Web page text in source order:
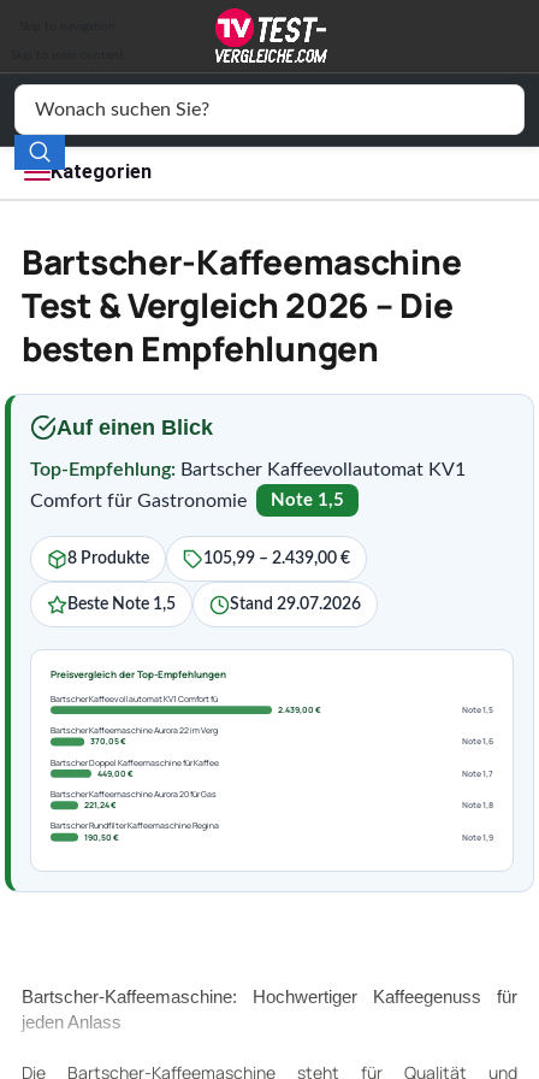
Kategorien
Elektronik
Freizeit
Wohnen
Service
Bartscher-Kaffeemaschine
Test & Vergleich 2026 – Die
besten Empfehlungen
Auf einen Blick
Top-Empfehlung: Bartscher Kaffeevollautomat KV1
Comfort für Gastronomie
Note 1,5
8 Produkte 105,99 – 2.439,00 €
Beste Note 1,5 Stand 29.07.2026
Preisvergleich der Top-Empfehlungen
Bartscher Kaffeevollautomat KV1 Comfort fü
2.439,00 €
Note 1,5
Bartscher Kaffeemaschine Aurora 22 im Verg
370,05 €
Note 1,6
Bartscher Doppel Kaffeemaschine für Kaffee
449,00 €
Note 1,7
Bartscher Kaffeemaschine Aurora 20 für Gas
221,24 €
Note 1,8
Bartscher Rundfilter Kaffeemaschine Regina
190,50 €
Note 1,9
Bartscher-Kaffeemaschine: Hochwertiger Kaffeegenuss für
jeden Anlass
Die Bartscher-Kaffeemaschine steht für Qualität und